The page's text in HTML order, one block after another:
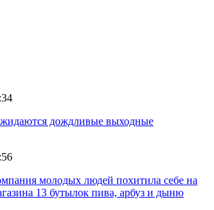
дождливые выходные
молодых людей похитила себе на
13 бутылок пива, арбуз и дыню